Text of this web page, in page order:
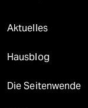
Aktuelles
Hausblog
Die Seitenwende